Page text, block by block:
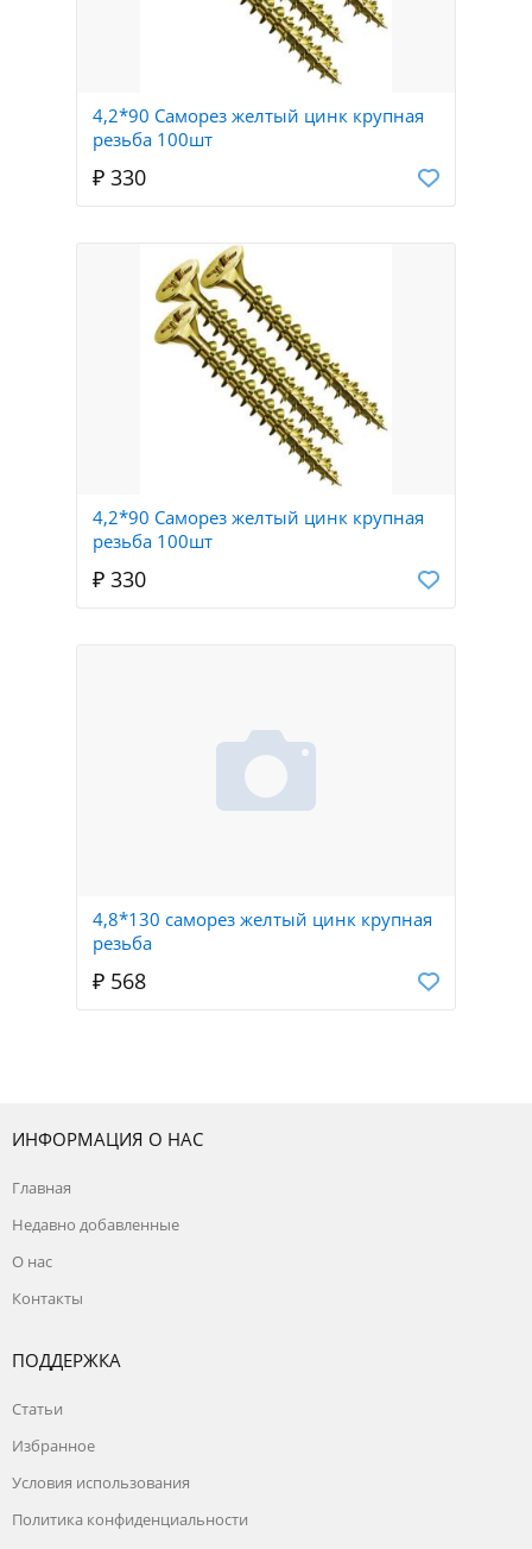
4,2*90 Саморез желтый цинк крупная
резьба 100шт
₽ 330
4,2*90 Саморез желтый цинк крупная
резьба 100шт
₽ 330
4,8*130 саморез желтый цинк крупная
резьба
₽ 568
ИНФОРМАЦИЯ О НАС
Главная
Недавно добавленные
О нас
Контакты
ПОДДЕРЖКА
Статьи
Избранное
Условия использования
Политика конфиденциальности